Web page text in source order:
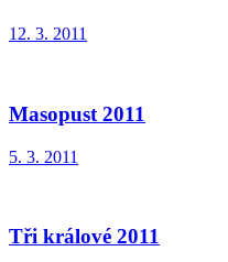
12. 3. 2011
Masopust 2011
5. 3. 2011
Tři králové 2011